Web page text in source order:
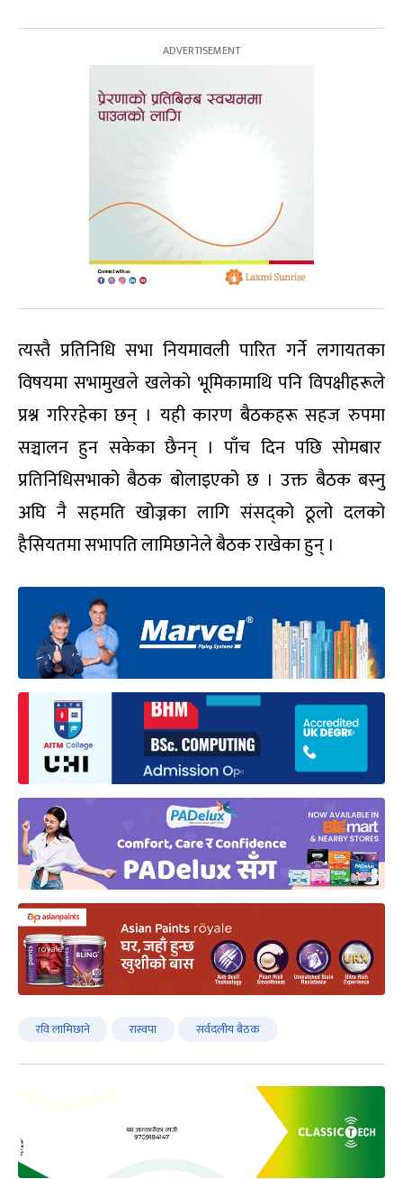
त्यस्तै प्रतिनिधि सभा नियमावली पारित गर्ने लगायतका
विषयमा सभामुखले खलेको भूमिकामाथि पनि विपक्षीहरूले
प्रश्न गरिरहेका छन् । यही कारण बैठकहरू सहज रुपमा
सञ्चालन हुन सकेका छैनन् । पाँच दिन पछि सोमबार
प्रतिनिधिसभाको बैठक बोलाइएको छ । उक्त बैठक बस्नु
अघि नै सहमति खोज्नका लागि संसद्को ठूलो दलको
हैसियतमा सभापति लामिछानेले बैठक राखेका हुन् ।
रवि लामिछाने रास्वपा सर्वदलीय बैठक